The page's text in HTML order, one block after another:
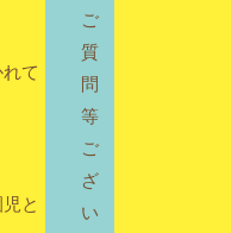
て
と
ご
質
問
等
ご
ざ
い